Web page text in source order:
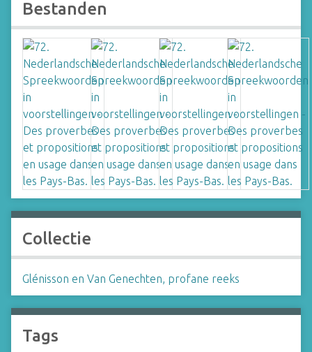
Bestanden
Collectie
Glénisson en Van Genechten, profane reeks
Tags